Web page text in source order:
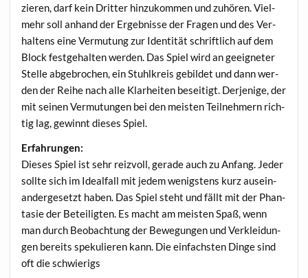
zie­ren, darf kein Drit­ter hin­zu­kom­men und zuhö­ren. Viel­
mehr soll anhand der Ergeb­nis­se der Fra­gen und des Ver­
hal­tens eine Ver­mu­tung zur Iden­ti­tät schrift­lich auf dem
Block fest­ge­hal­ten wer­den. Das Spiel wird an geeig­ne­ter
Stel­le abge­bro­chen, ein Stuhl­kreis gebil­det und dann wer­
den der Rei­he nach alle Klar­hei­ten besei­tigt. Der­je­ni­ge, der
mit sei­nen Ver­mu­tun­gen bei den meis­ten Teil­neh­mern rich­
tig lag, gewinnt die­ses Spiel.
Erfah­run­gen:
Die­ses Spiel ist sehr reiz­voll, gera­de auch zu Anfang. Jeder
soll­te sich im Ide­al­fall mit jedem wenigs­tens kurz aus­ein­
an­der­ge­setzt haben. Das Spiel steht und fällt mit der Phan­
ta­sie der Betei­lig­ten. Es macht am meis­ten Spaß, wenn
man durch Beob­ach­tung der Bewe­gun­gen und Ver­klei­dun­
gen bereits spe­ku­lie­ren kann. Die ein­fachs­ten Din­ge sind
oft die schwierigs